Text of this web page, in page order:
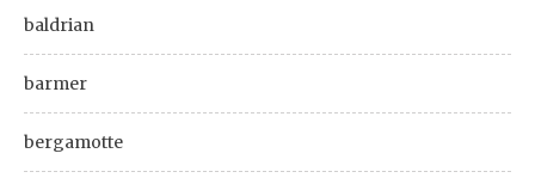
baldrian
barmer
bergamotte